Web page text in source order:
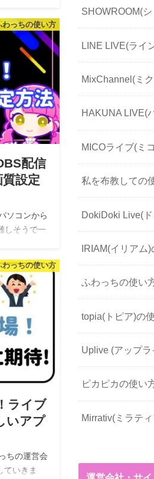
す。 今回
わっちの使い方
配信
設定
ソコンから
しそうで一
届けるため
わっちの使い方
ライブ
いアプ
ちの運営会
ていきま
SHOWROOM(
LINE LIVE(ライ
MixChannel(ミ
HAKUNA LIVE(
MICOライブ(ミ
私を布教しての
DokiDoki Live(
IRIAM(イリアム)
ふわっちの使い
topia(トピア)の
Uplive (アップ
ピカピカの使い
Mirrativ(ミラテ